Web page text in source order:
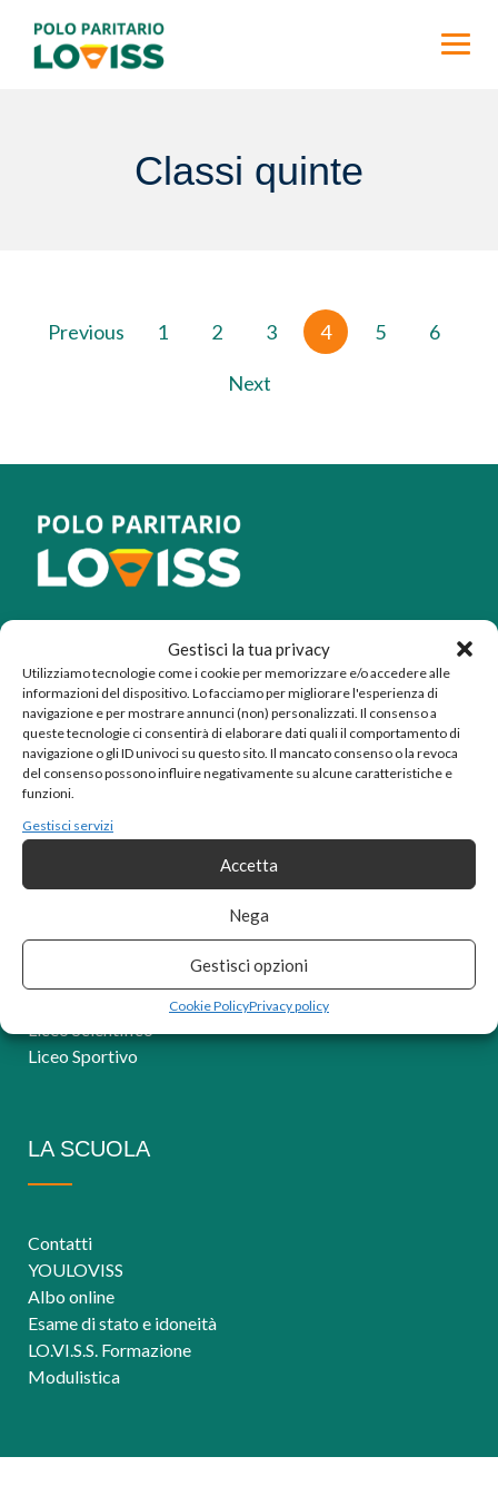
Gestisci la tua privacy
Utilizziamo tecnologie come i cookie per memorizzare e/o accedere alle
informazioni del dispositivo. Lo facciamo per migliorare l'esperienza di
navigazione e per mostrare annunci (non) personalizzati. Il consenso a
queste tecnologie ci consentirà di elaborare dati quali il comportamento di
navigazione o gli ID univoci su questo sito. Il mancato consenso o la revoca
del consenso possono influire negativamente su alcune caratteristiche e
funzioni.
Gestisci servizi
Accetta
Nega
Gestisci opzioni
Cookie PolicyPrivacy policy
content
Classi quinte
degliPrevious 1 2 3 4 5 6
Next
Via Gentile da Mogliano, 21
Fermo, 63900 (FM)
P.iva: 02469770446
Rea FM-203168
I CORSI
ITE Amministrazione Finanza e Marketing
ITT Costruzioni Ambiente e Territorio
Servizi per la sanità e l’assistenza sociale
Liceo Scientifico
Liceo Sportivo
LA SCUOLA
Contatti
YOULOVISS
Albo online
Esame di stato e idoneità
LO.VI.S.S. Formazione
Modulistica